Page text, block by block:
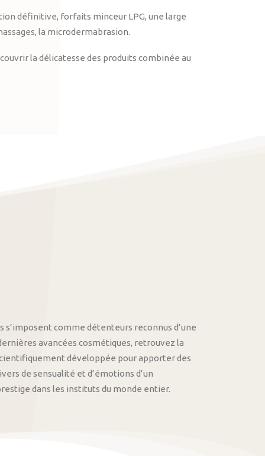
définitive, forfaits minceur LPG, une large
la microdermabrasion.
la délicatesse des produits combinée au
s’imposent comme détenteurs reconnus d’une
avancées cosmétiques, retrouvez la
développée pour apporter des
de sensualité et d’émotions d’un
dans les instituts du monde entier.